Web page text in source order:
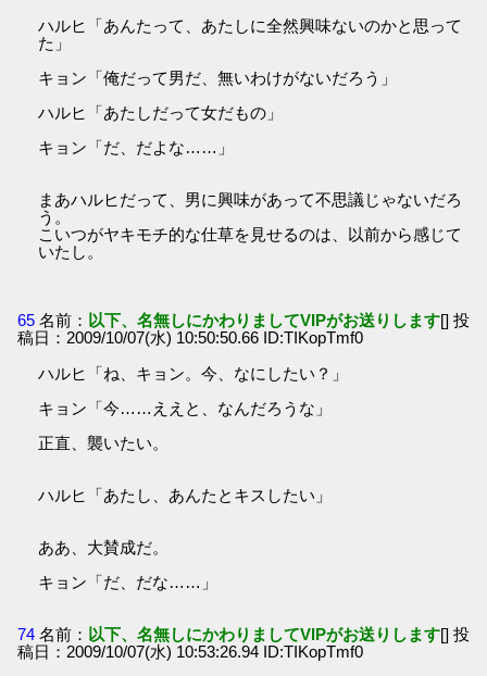
ハルヒ「あんたって、あたしに全然興味ないのかと思って
た」
キョン「俺だって男だ、無いわけがないだろう」
ハルヒ「あたしだって女だもの」
キョン「だ、だよな……」
まあハルヒだって、男に興味があって不思議じゃないだろ
う。
こいつがヤキモチ的な仕草を見せるのは、以前から感じて
いたし。
65 名前： 以下、名無しにかわりましてVIPがお送りします[] 投
稿日：2009/10/07(水) 10:50:50.66 ID:TIKopTmf0
ハルヒ「ね、キョン。今、なにしたい？」
キョン「今……ええと、なんだろうな」
正直、襲いたい。
ハルヒ「あたし、あんたとキスしたい」
ああ、大賛成だ。
キョン「だ、だな……」
74 名前： 以下、名無しにかわりましてVIPがお送りします[] 投
稿日：2009/10/07(水) 10:53:26.94 ID:TIKopTmf0